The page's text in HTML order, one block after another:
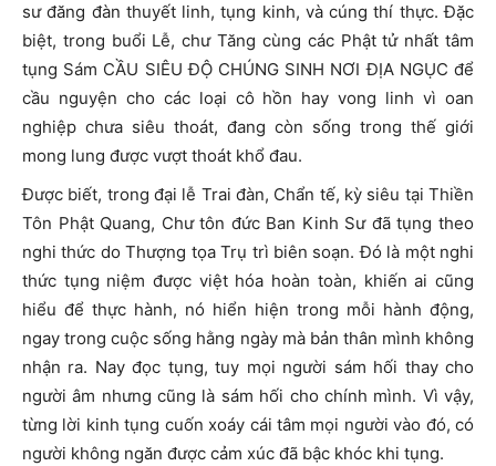
sư đăng đàn thuyết linh, tụng kinh, và cúng thí thực. Đặc
biệt, trong buổi Lễ, chư Tăng cùng các Phật tử nhất tâm
tụng Sám CẦU SIÊU ĐỘ CHÚNG SINH NƠI ĐỊA NGỤC để
cầu nguyện cho các loại cô hồn hay vong linh vì oan
nghiệp chưa siêu thoát, đang còn sống trong thế giới
mong lung được vượt thoát khổ đau.
Được biết, trong đại lễ Trai đàn, Chẩn tế, kỳ siêu tại Thiền
Tôn Phật Quang, Chư tôn đức Ban Kinh Sư đã tụng theo
nghi thức do Thượng tọa Trụ trì biên soạn. Đó là một nghi
thức tụng niệm được việt hóa hoàn toàn, khiến ai cũng
hiểu để thực hành, nó hiển hiện trong mỗi hành động,
ngay trong cuộc sống hằng ngày mà bản thân mình không
nhận ra. Nay đọc tụng, tuy mọi người sám hối thay cho
người âm nhưng cũng là sám hối cho chính mình. Vì vậy,
từng lời kinh tụng cuốn xoáy cái tâm mọi người vào đó, có
người không ngăn được cảm xúc đã bậc khóc khi tụng.